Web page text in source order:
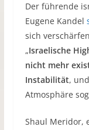
Der führende
Eugene Kandel
sich
„Israelische
nicht mehr
Instabilität,
Atmosphäre
Shaul Meridor,